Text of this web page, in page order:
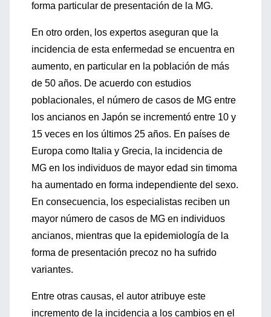
forma particular de presentación de la MG.
En otro orden, los expertos aseguran que la
incidencia de esta enfermedad se encuentra en
aumento, en particular en la población de más
de 50 años. De acuerdo con estudios
poblacionales, el número de casos de MG entre
los ancianos en Japón se incrementó entre 10 y
15 veces en los últimos 25 años. En países de
Europa como Italia y Grecia, la incidencia de
MG en los individuos de mayor edad sin timoma
ha aumentado en forma independiente del sexo.
En consecuencia, los especialistas reciben un
mayor número de casos de MG en individuos
ancianos, mientras que la epidemiología de la
forma de presentación precoz no ha sufrido
variantes.
Entre otras causas, el autor atribuye este
incremento de la incidencia a los cambios en el